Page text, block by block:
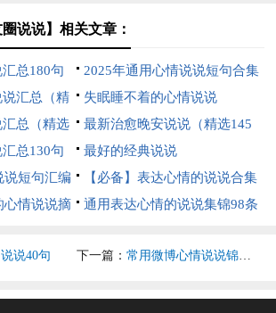
说说】相关文章：
总180句
2025年通用心情说说短句合集
80条
汇总（精
失眠睡不着的心情说说
总（精选
最新治愈晚安说说（精选145
句）
总130句
最好的经典说说
说短句汇编
【必备】表达心情的说说合集
59句
心情说说摘
通用表达心情的说说集锦98条
说40句 下一篇： 常用微博心情说说锦集46句